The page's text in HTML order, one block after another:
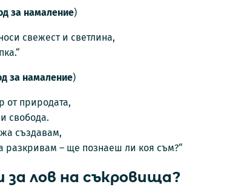
за намаление)
свежест и светлина,
за намаление)
от природата,
свобода.
създавам,
разкривам – ще познаеш ли коя съм?“
за лов на съкровища?